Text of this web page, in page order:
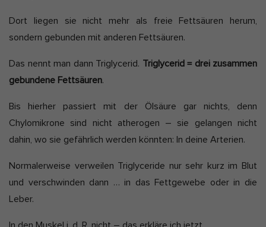
Dort liegen sie nicht mehr als freie Fettsäuren herum,
sondern gebunden mit anderen Fettsäuren.
Das nennt man dann Triglycerid. Triglycerid = drei zusammen
gebundene Fettsäuren.
Bis hierher passiert mit der Ölsäure gar nichts, denn
Chylomikrone sind nicht atherogen – sie gelangen nicht
dahin, wo sie gefährlich werden könnten: In deine Arterien.
Normalerweise verweilen Triglyceride nur sehr kurz im Blut
und verschwinden dann … in das Fettgewebe oder in die
Leber.